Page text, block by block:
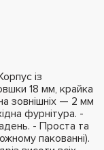
із
18 мм, крайка
зовнішніх — 2 мм
фурнітура. -
- Проста та
пакованні).